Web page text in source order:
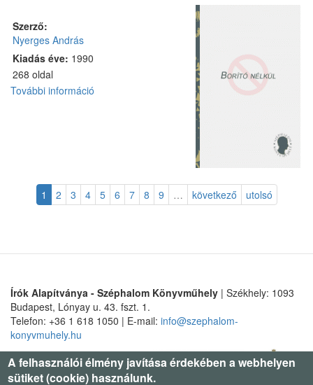
Szerző:
Nyerges András
Kiadás éve: 1990
268 oldal
További információ
1 2 3 4 5 6 7 8 9 … következő utolsó
Írók Alapítványa - Széphalom Könyvműhely | Székhely: 1093
Budapest, Lónyay u. 43. fszt. 1.
Telefon: +36 1 618 1050 | E-mail: info@szephalom-
konyvmuhely.hu
A felhasználói élmény javítása érdekében a webhelyen
sütiket (cookie) használunk.